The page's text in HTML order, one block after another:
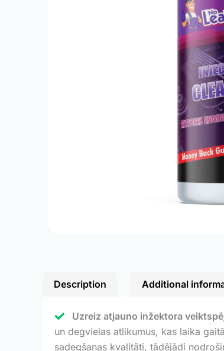
Description Additional
Uzreiz atjauno inžektora
un degvielas atlikumus, kas laika
sadegšanas kvalitāti, tādējādi